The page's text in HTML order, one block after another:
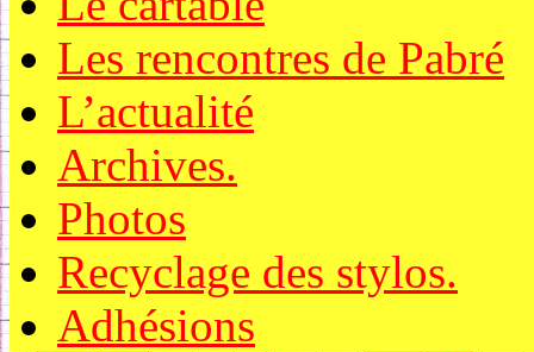
Les rencontres de Pabré
L’actualité
Archives.
Photos
Recyclage des stylos.
Adhésions